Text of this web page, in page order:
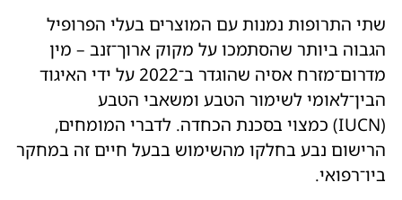
שתי התרופות נמנות עם המוצרים בעלי הפרופיל
הגבוה ביותר שהסתמכו על מקוק ארוך־זנב – מין
מדרום־מזרח אסיה שהוגדר ב־2022 על ידי האיגוד
הבין־לאומי לשימור הטבע ומשאבי הטבע
(
IUCN) כמצוי בסכנת הכחדה. לדברי המומחים,
הרישום נבע בחלקו מהשימוש בבעל חיים זה במחקר
ביו־רפואי.